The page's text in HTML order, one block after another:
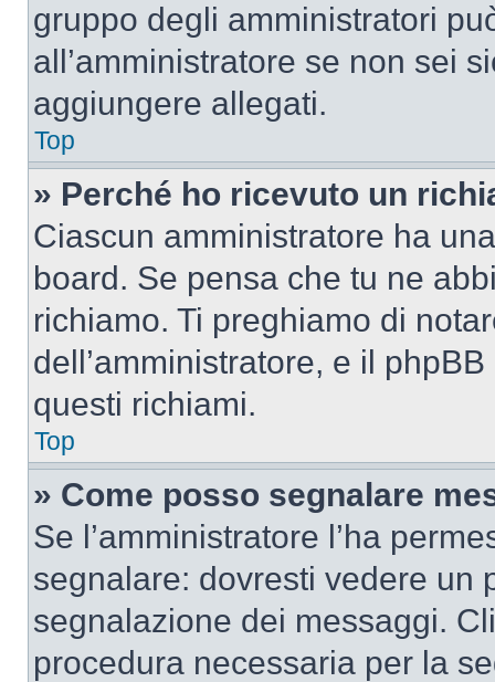
gruppo degli amministratori
all’amministratore se non sei
aggiungere allegati.
Top
» Perché ho ricevuto un
Ciascun amministratore ha
board. Se pensa che tu ne
richiamo. Ti preghiamo di
dell’amministratore, e il
questi richiami.
Top
» Come posso segnalare
Se l’amministratore l’ha
segnalare: dovresti vedere un
segnalazione dei messaggi.
procedura necessaria per la